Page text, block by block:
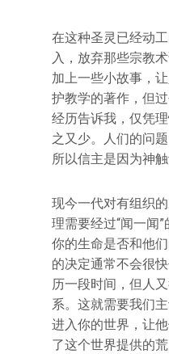
在这种圣灵已经动
入，放弃那些宗教
加上一些小故事，
护教学的著作，但
经历告诉我，仅凭
之又少。人们的问
所以信主是因为神触
现今一代对有组织
理需要经过“闻一闻
你的生命是否和他
的决定通常不会很
历一段时间，但人
系。这就需要我们
进入你的世界，让
了这个世界提供的